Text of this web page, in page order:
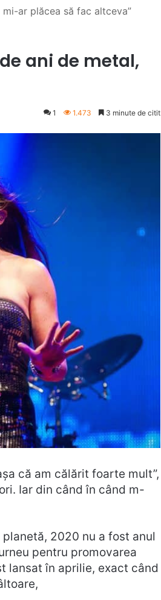
ar plăcea să fac altceva”
ani de metal,
1 1.473 3 minute de citit
că am călărit foarte mult”,
Iar din când în când m-
2020 nu a fost anul
pentru promovarea
lansat în aprilie, exact când